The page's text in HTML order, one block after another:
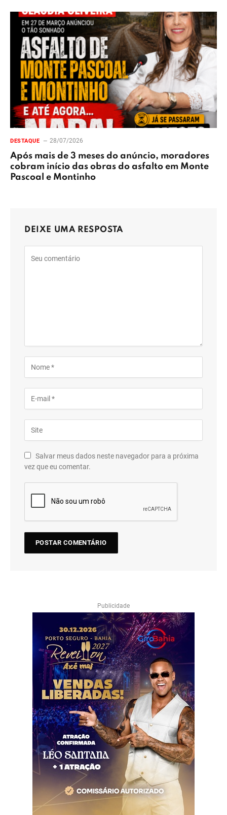
DESTAQUE 28/07/2026
Após mais de 3 meses do anúncio, moradores
cobram início das obras do asfalto em Monte
Pascoal e Montinho
DEIXE UMA RESPOSTA
Salvar meus dados neste navegador para a próxima
vez que eu comentar.
Publicidade